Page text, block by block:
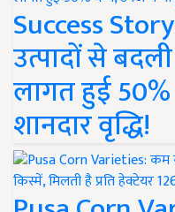
Success
उत्पादों से
लागत हुई
शानदार वृद्धि!